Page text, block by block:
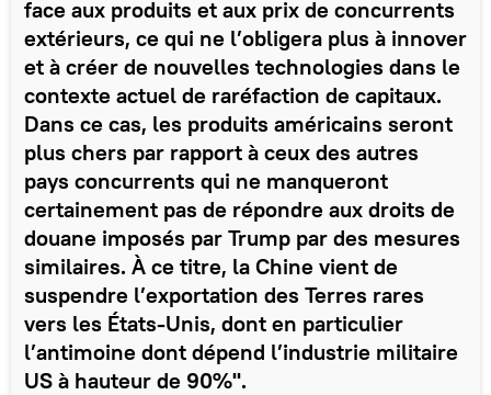
face aux produits et aux prix de concurrents
extérieurs, ce qui ne l’obligera plus à innover
et à créer de nouvelles technologies dans le
contexte actuel de raréfaction de capitaux.
Dans ce cas, les produits américains seront
plus chers par rapport à ceux des autres
pays concurrents qui ne manqueront
certainement pas de répondre aux droits de
douane imposés par Trump par des mesures
similaires. À ce titre, la Chine vient de
suspendre l’exportation des Terres rares
vers les États-Unis, dont en particulier
l’antimoine dont dépend l’industrie militaire
US à hauteur de 90%".